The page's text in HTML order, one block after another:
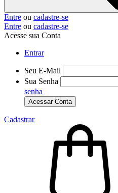
Entre ou cadastre-se
Entre ou cadastre-se
Acesse sua Conta
Entrar
Seu E-Mail
Sua Senha
senha
Acessar Conta
Cadastrar